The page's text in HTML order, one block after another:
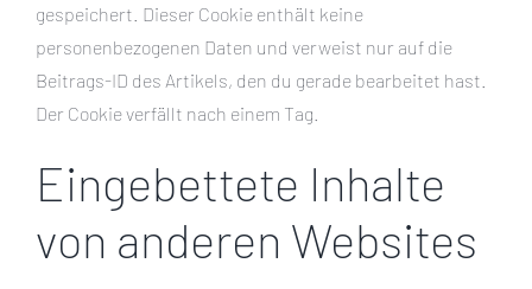
gespeichert. Dieser Cookie enthält keine
personenbezogenen Daten und verweist nur auf die
Beitrags-ID des Artikels, den du gerade bearbeitet hast.
Der Cookie verfällt nach einem Tag.
Eingebettete Inhalte
von anderen Websites